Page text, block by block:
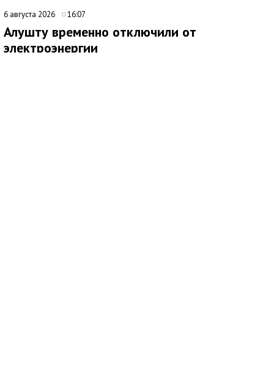
6 августа 2026 16:07
Алушту временно отключили от
электроэнергии